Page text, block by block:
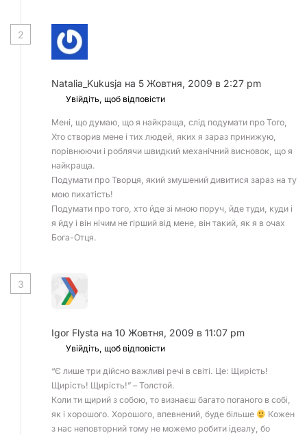
2
Natalia_Kukusja на 5 Жовтня, 2009 в 2:27 pm
Увійдіть, щоб відповісти
Мені, що думаю, що я найкраща, слід подумати про Того,
Хто створив мене і тих людей, яких я зараз принижую,
порівнюючи і роблячи швидкий механічний висновок, що я
найкраща.
Подумати про Творця, який змушений дивитися зараз на ту
мою пихатість!
Подумати про того, хто йде зі мною поруч, йде туди, куди і
я йду і він нічим не гірший від мене, він такий, як я в очах
Бога-Отця.
3
Igor Flysta на 10 Жовтня, 2009 в 11:07 pm
Увійдіть, щоб відповісти
“Є лише три дійсно важливі речі в світі. Це: Щирість!
Щирість! Щирість!” – Толстой.
Коли ти щирий з собою, то визнаєш багато поганого в собі,
як і хорошого. Хорошого, впевнений, буде більше
Кожен
з нас неповторний тому не можемо робити ідеалу, бо